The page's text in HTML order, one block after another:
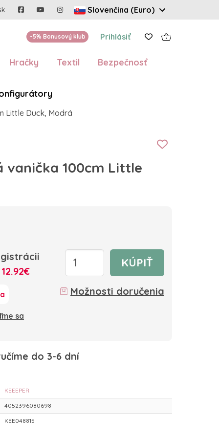
Slovenčina (Euro)
-5% Bonusový klub Prihlásiť
Hračky Textil Bezpečnosť
Little Duck, Modrá
vanička 100cm Little
12.92€
sa
KÚPIŤ
Možnosti doručenia
do 3-6 dní
KEEEPER
4052396080698
KEE048815